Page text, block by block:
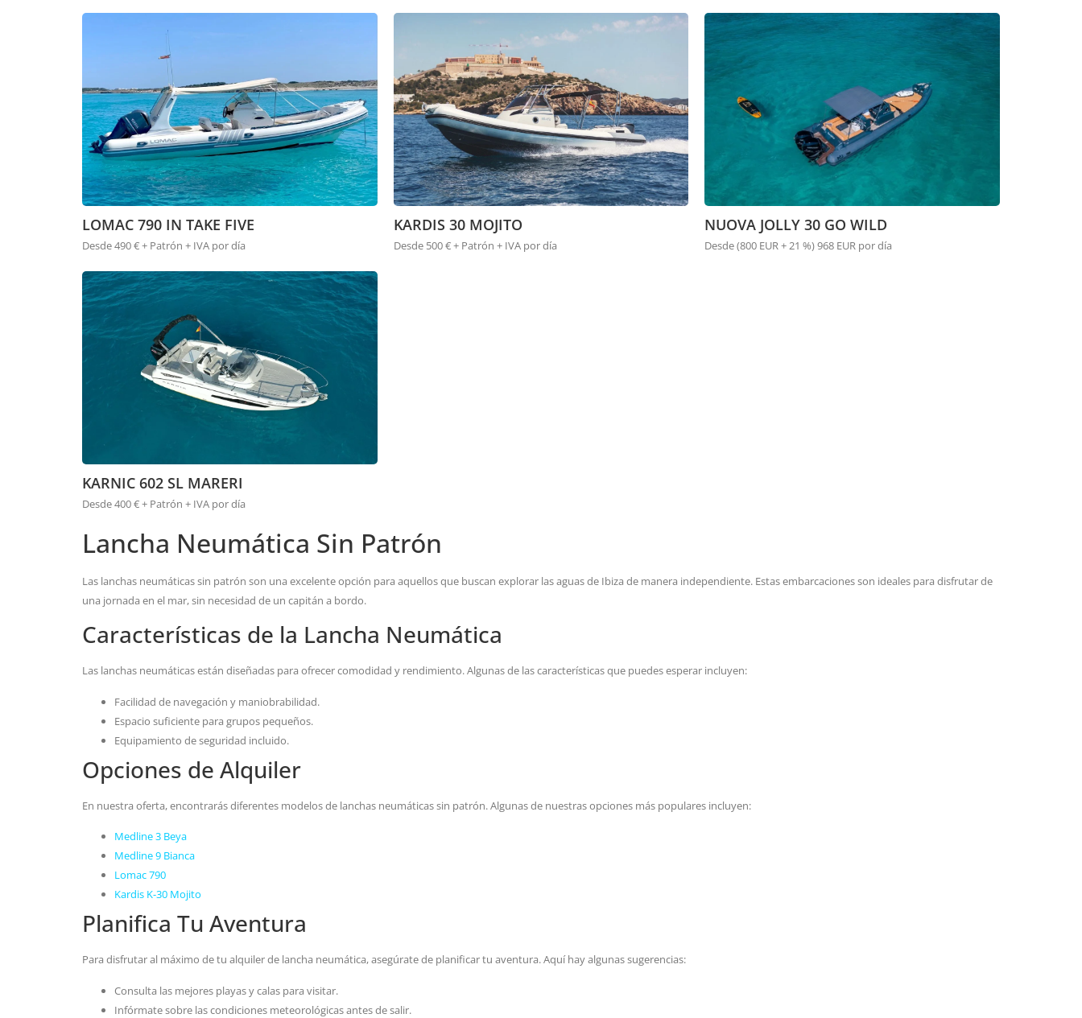
LOMAC 790 IN TAKE FIVE
Desde 490 € + Patrón + IVA por día
KARDIS 30 MOJITO
Desde 500 € + Patrón + IVA por día
NUOVA JOLLY 30 GO WILD
Desde (800 EUR + 21 %) 968 EUR por día
KARNIC 602 SL MARERI
Desde 400 € + Patrón + IVA por día
Lancha Neumática Sin Patrón
Las lanchas neumáticas sin patrón son una excelente opción para aquellos que buscan explorar las aguas de Ibiza de manera independiente. Estas embarcaciones son ideales para disfrutar de
una jornada en el mar, sin necesidad de un capitán a bordo.
Características de la Lancha Neumática
Las lanchas neumáticas están diseñadas para ofrecer comodidad y rendimiento. Algunas de las características que puedes esperar incluyen:
Facilidad de navegación y maniobrabilidad.
Espacio suficiente para grupos pequeños.
Equipamiento de seguridad incluido.
Opciones de Alquiler
En nuestra oferta, encontrarás diferentes modelos de lanchas neumáticas sin patrón. Algunas de nuestras opciones más populares incluyen:
Medline 3 Beya
Medline 9 Bianca
Lomac 790
Kardis K-30 Mojito
Planifica Tu Aventura
Para disfrutar al máximo de tu alquiler de lancha neumática, asegúrate de planificar tu aventura. Aquí hay algunas sugerencias:
Consulta las mejores playas y calas para visitar.
Infórmate sobre las condiciones meteorológicas antes de salir.